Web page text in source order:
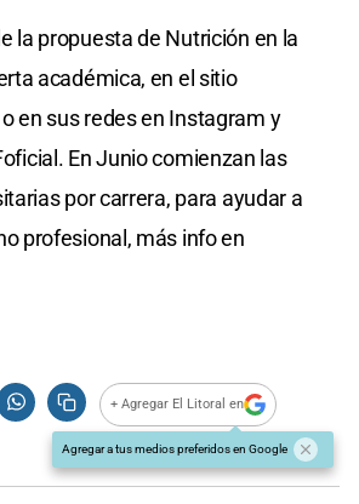
la propuesta de Nutrición en la
académica, en el sitio
en sus redes en Instagram y
En Junio comienzan las
por carrera, para ayudar a
profesional, más info en
+ Agregar El Litoral en
Agregar a tus medios preferidos en Google